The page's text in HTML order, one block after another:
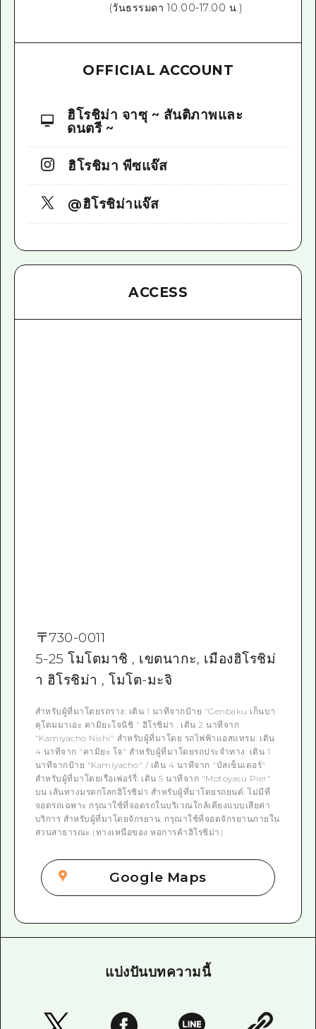
(วันธรรมดา 10.00-17.00 น.)
OFFICIAL ACCOUNT
ฮิโรชิม่า จาซุ ~ สันติภาพและ
ดนตรี ~
ฮิโรชิมา พีซแจ๊ส
@ฮิโรชิม่าแจ๊ส
ACCESS
〒730-0011
5-25 โมโตมาชิ , เขตนากะ, เมืองฮิโรชิม่
า ฮิโรชิม่า , โมโต-มะจิ
สำหรับผู้ที่มาโดยรถราง: เดิน 1 นาทีจากป้าย "Genbaku เก็นบา
คุโดมมาเอะ คามิยะโจนิชิ " ฮิโรชิม่า , เดิน 2 นาทีจาก
"Kamiyacho Nishi" สำหรับผู้ที่มาโดย รถไฟฟ้าแอสแทรม: เดิน
4 นาทีจาก "คามิยะ โจ" สำหรับผู้ที่มาโดยรถประจำทาง: เดิน 1
นาทีจากป้าย "Kamiyacho" / เดิน 4 นาทีจาก "บัสเซ็นเตอร์"
สำหรับผู้ที่มาโดยเรือเฟอร์รี่: เดิน 5 นาทีจาก "Motoyasu Pier"
บน เส้นทางมรดกโลกฮิโรชิม่า สำหรับผู้ที่มาโดยรถยนต์: ไม่มีที่
จอดรถเฉพาะ กรุณาใช้ที่จอดรถในบริเวณใกล้เคียงแบบเสียค่า
บริการ สำหรับผู้ที่มาโดยจักรยาน: กรุณาใช้ที่จอดจักรยานภายใน
สวนสาธารณะ (ทางเหนือของ หอการค้าฮิโรชิม่า)
Google Maps
แบ่งปันบทความนี้